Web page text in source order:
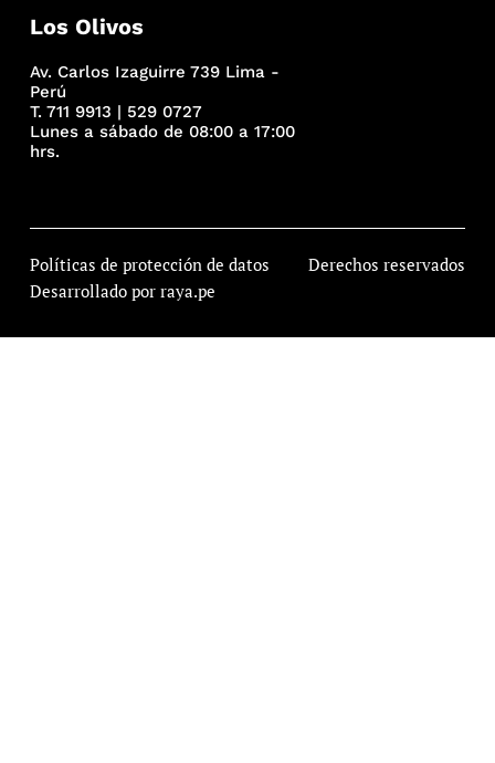
Los Olivos
Av. Carlos Izaguirre 739 Lima -
Perú
T. 711 9913 | 529 0727
Lunes a sábado de 08:00 a 17:00
hrs.
Políticas de protección de datos
Desarrollado por raya.pe
Derechos reservados